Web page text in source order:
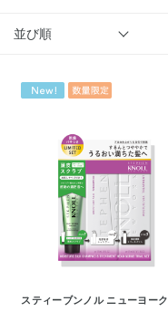
並び順
スティーブンノル ニューヨーク